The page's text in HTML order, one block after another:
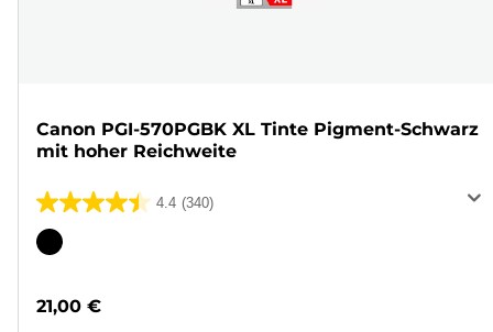
Canon PGI-570PGBK XL Tinte Pigment-Schwarz
mit hoher Reichweite
4.4 (340)
4.4
von
340
Farbpatrone
21,00 €